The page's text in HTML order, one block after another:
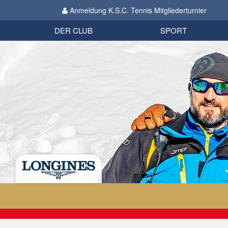
Anmeldung K.S.C. Tennis Mitgliederturnier
DER CLUB
Organisation
SPORT
Biathlon
Datenschutzverordnung 2018
Impressum